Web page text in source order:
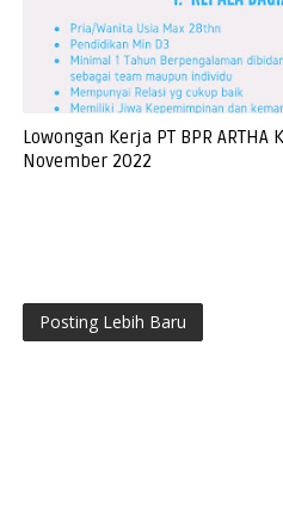
Lowongan Kerja PT BPR ARTHA
November 2022
Posting Lebih Baru